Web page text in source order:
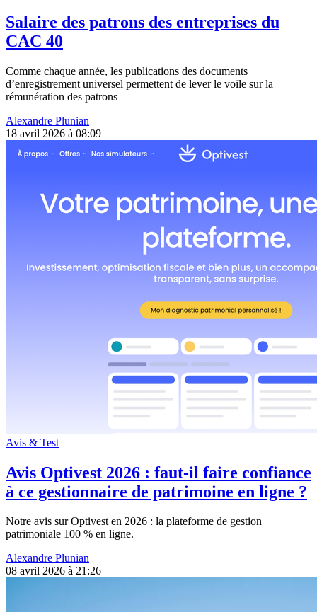
Salaire des patrons des entreprises du
CAC 40
Comme chaque année, les publications des documents
d’enregistrement universel permettent de lever le voile sur la
rémunération des patrons
Alexandre Plunian
18 avril 2026 à 08:09
Avis & Test
Avis Optivest 2026 : faut-il faire confiance
à ce gestionnaire de patrimoine en ligne ?
Notre avis sur Optivest en 2026 : la plateforme de gestion
patrimoniale 100 % en ligne.
Alexandre Plunian
08 avril 2026 à 21:26